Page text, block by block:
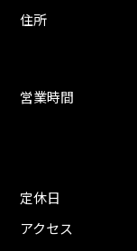
住所
営業時間
定休日
アクセス